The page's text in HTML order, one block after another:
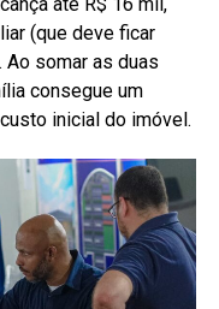
(que deve ficar
somar as duas
consegue um
inicial do imóvel.